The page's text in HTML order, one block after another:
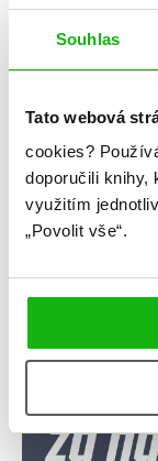
Souhlas
Tato webová
cookies?
doporučili knihy,
využitím
„Povolit vše“.
Kategorie
knihomoloviny
rozhovory
videa